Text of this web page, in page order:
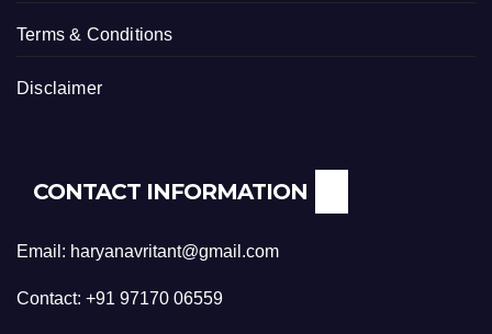
Terms & Conditions
Disclaimer
CONTACT INFORMATION
Email: haryanavritant@gmail.com
Contact: +91 97170 06559